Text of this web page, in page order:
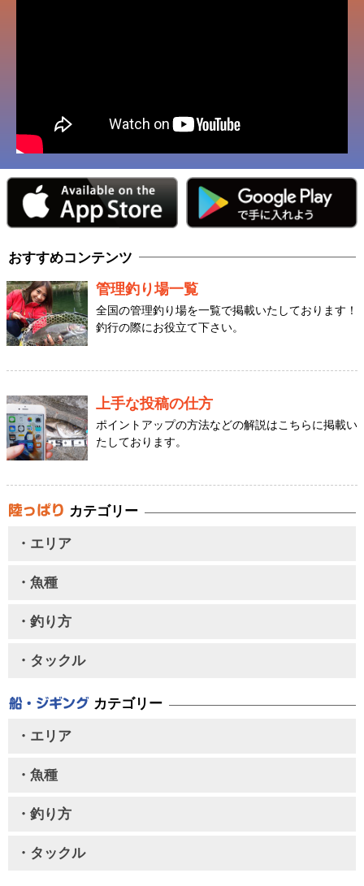
おすすめコンテンツ
管理釣り場一覧
全国の管理釣り場を一覧で掲載いたしております！
釣行の際にお役立て下さい。
上手な投稿の仕方
ポイントアップの方法などの解説はこちらに掲載い
たしております。
カテゴリー
・エリア
・魚種
・釣り方
・タックル
カテゴリー
・エリア
・魚種
・釣り方
・タックル